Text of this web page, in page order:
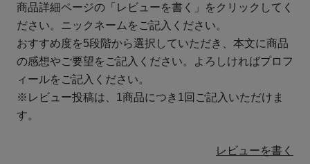
商品詳細ページの「レビューを書く」をクリックしてく
ださい。ニックネームをご記入ください。
おすすめ度を5段階から選択していただき、本文に商品
の感想やご要望をご記入ください。よろしければプロフ
ィールをご記入ください。
※レビュー投稿は、1商品につき1回ご記入いただけま
す。
レビューを書く